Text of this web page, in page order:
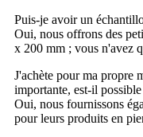
Puis-je avoir un
Oui, nous offrons des
x 200 mm ; vous n'avez
J'achète pour ma propre
importante, est-il
Oui, nous fournissons
pour leurs produits en